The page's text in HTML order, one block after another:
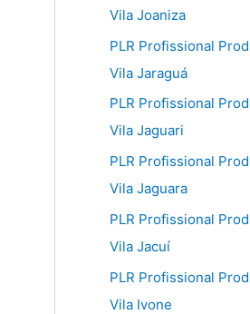
Vila Joaniza
PLR Profissional
Vila Jaraguá
PLR Profissional
Vila Jaguari
PLR Profissional
Vila Jaguara
PLR Profissional
Vila Jacuí
PLR Profissional
Vila Ivone